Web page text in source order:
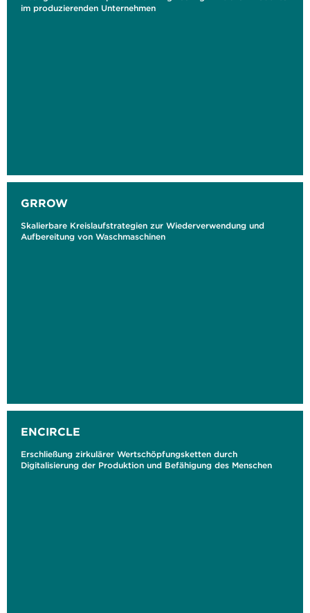
im produzierenden Unternehmen
GRROW
Skalierbare Kreislaufstrategien zur Wiederverwendung und
Aufbereitung von Waschmaschinen
ENCIRCLE
Erschließung zirkulärer Wertschöpfungsketten durch
Digitalisierung der Produktion und Befähigung des Menschen